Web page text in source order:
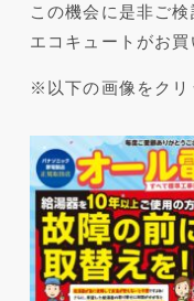
この機会に是非ご検
エコキュートがお買
※以下の画像をクリ